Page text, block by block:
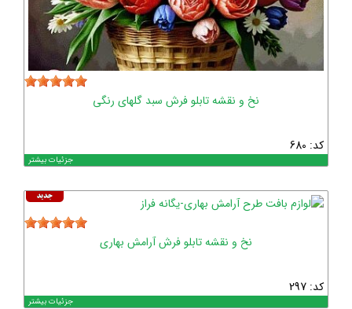
نخ و نقشه تابلو فرش سبد گلهای رنگی
کد: 680
جزئیات بیشتر
نخ و نقشه تابلو فرش آرامش بهاری
کد: 297
جزئیات بیشتر